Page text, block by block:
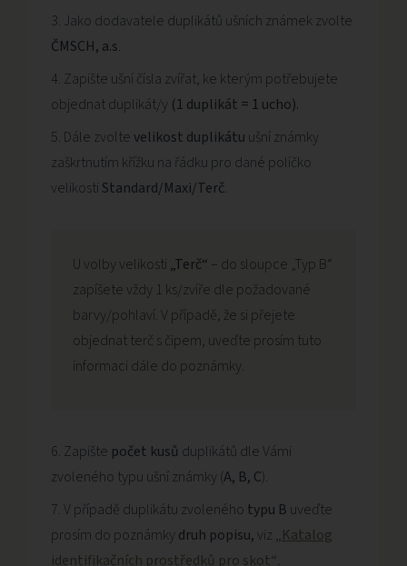
Jako dodavatele duplikátů ušních známek zvolte
ČMSCH, a.s.
Zapište ušní čísla zvířat, ke kterým potřebujete
objednat duplikát/y (1 duplikát = 1 ucho).
Dále zvoltevelikost duplikátu ušní známky
zaškrtnutím křížku na řádku pro dané políčko
velikosti Standard/Maxi/Terč.
U volby velikosti „Terč“ – do sloupce „Typ B“
zapíšete vždy 1 ks/zvíře dle požadované
barvy/pohlaví. V případě, že si přejete
objednat terč s čipem, uveďte prosím tuto
informaci dále do poznámky.
Zapište počet kusů duplikátů dle Vámi
zvoleného typu ušní známky (A, B, C).
V případě duplikátu zvoleného typu B uveďte
prosím do poznámkydruh popisu,viz „Katalog
identifikačních prostředků pro skot“.